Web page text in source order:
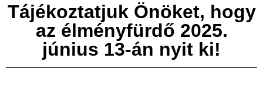
Tájékoztatjuk Önöket, hogy
az élményfürdő 2025.
június 13-án nyit ki!